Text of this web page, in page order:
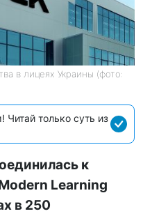
в лицеях Украины (фото:
только суть из
к
Learning
в 250